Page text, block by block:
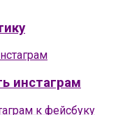
инстаграм